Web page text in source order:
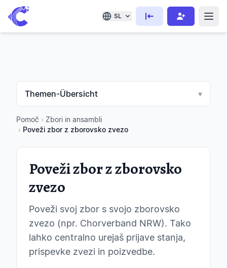
SL
Themen-Übersicht ▾
Pomoč › Zbori in ansambli
› Poveži zbor z zborovsko zvezo
Poveži zbor z zborovsko
zvezo
Poveži svoj zbor s svojo zborovsko
zvezo (npr. Chorverband NRW). Tako
lahko centralno urejaš prijave stanja,
prispevke zvezi in poizvedbe.